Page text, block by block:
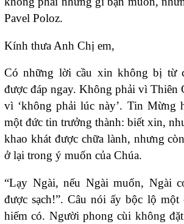
Pavel Poloz.
Kính thưa Anh Chị em,
Có những lời cầu xin không bị từ
được đáp ngay. Không phải vì Thiên
vì ‘không phải lúc này’. Tin Mừng
một đức tin trưởng thành: biết xin,
khao khát được chữa lành, nhưng
ở lại trong ý muốn của Chúa.
“Lạy Ngài, nếu Ngài muốn, Ngài
được sạch!”. Câu nói ấy bộc lộ một
hiếm có. Người phong cùi không